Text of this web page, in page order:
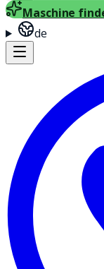
Maschine
de